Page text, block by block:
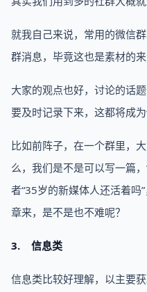
就我自己来说，常用的微信
群消息，毕竟这也是素材的来
大家的观点也好，讨论的话
要及时记录下来，这都将成为
比如前阵子，在一个群里，
么，我们是不是可以写一篇
者“35岁的新媒体人还活着吗
章来，是不是也不难呢？
3. 信息类
信息类比较好理解，以主要